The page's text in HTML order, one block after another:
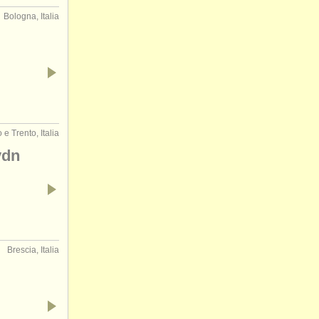
Bologna, Italia
e Trento, Italia
Brescia, Italia